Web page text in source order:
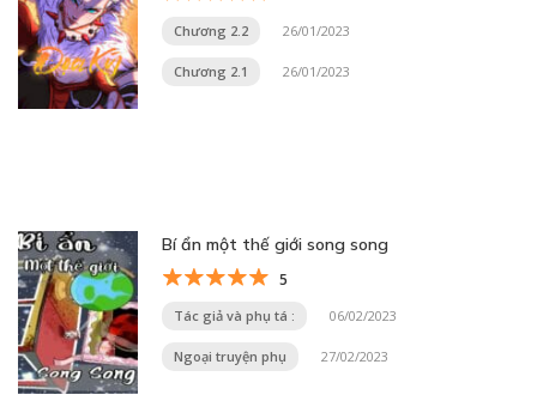
Chương 2.2 26/01/2023
Chương 2.1 26/01/2023
Bí ẩn một thế giới song song
5
Tác giả và phụ tá : 06/02/2023
Ngoại truyện phụ 27/02/2023